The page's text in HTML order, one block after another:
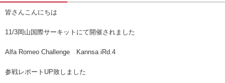
皆さんこんにちは
11/3岡山国際サーキットにて開催されました
Alfa Romeo Challenge Kannsa iRd.4
参戦レポートUP致しました